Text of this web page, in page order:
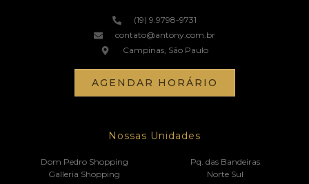
(19) 9.9798-9731
contato@antony.com.br
Campinas, São Paulo
AGENDAR HORÁRIO
Nossas Unidades
Dom Pedro Shopping
Galleria Shopping
Pq. das Bandeiras
Norte Sul